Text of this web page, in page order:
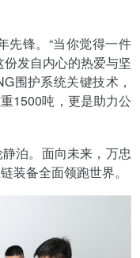
先锋。“当你觉得一件
发自内心的热爱与坚
围护系统关键技术，
1500吨，更是助力公
泊。面向未来，万忠
装备全面领跑世界。